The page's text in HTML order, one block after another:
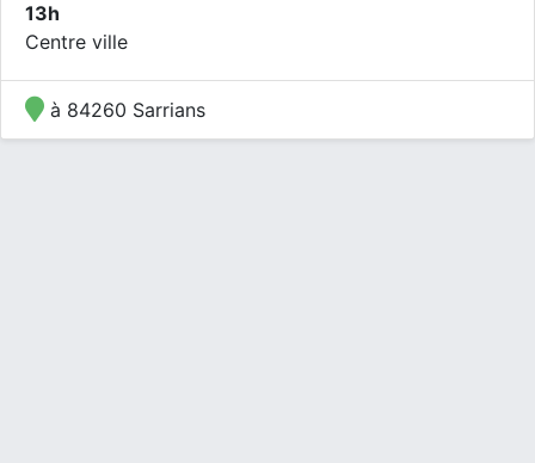
13h
Centre ville
à 84260 Sarrians